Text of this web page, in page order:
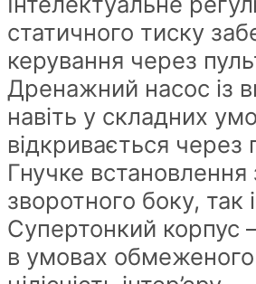
статичного тиску
керування через
Дренажний насос із
навіть у складних
відкривається через
Гнучке
зворотного боку,
Супертонкий корпус
в умовах